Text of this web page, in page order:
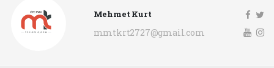
Mehmet Kurt
mmtkrt2727@gmail.com